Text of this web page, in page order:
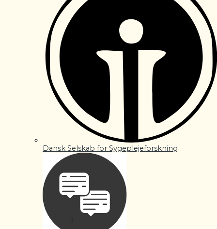
Dansk Selskab for Sygeplejeforskning